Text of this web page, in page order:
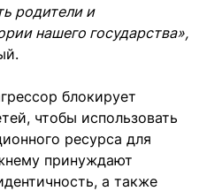
родители и
нашего государства»,
блокирует
чтобы использовать
ресурса для
принуждают
а также